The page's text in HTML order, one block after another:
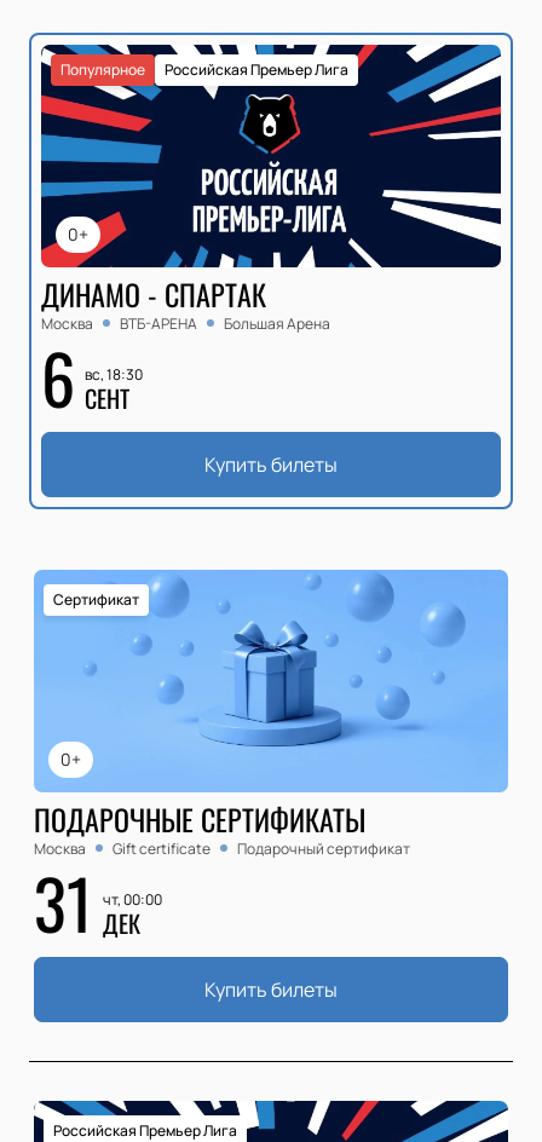
0+
Российская Премьер Лига
Популярное
ДИНАМО - СПАРТАК
Москва ВТБ-АРЕНА Большая Арена
6 вс, 18:30
СЕНТ
Купить билеты
0+
Сертификат
ПОДАРОЧНЫЕ СЕРТИФИКАТЫ
Москва Gift certificate Подарочный сертификат
31 чт, 00:00
ДЕК
Купить билеты
Российская Премьер Лига